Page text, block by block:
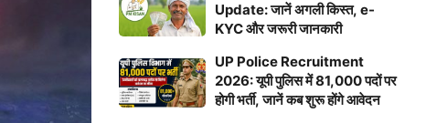
Update: जानें अगली किस्त, e-
KYC और जरूरी जानकारी
UP Police Recruitment
2026: यूपी पुलिस में 81,000 पदों पर
होगी भर्ती, जानें कब शुरू होंगे आवेदन